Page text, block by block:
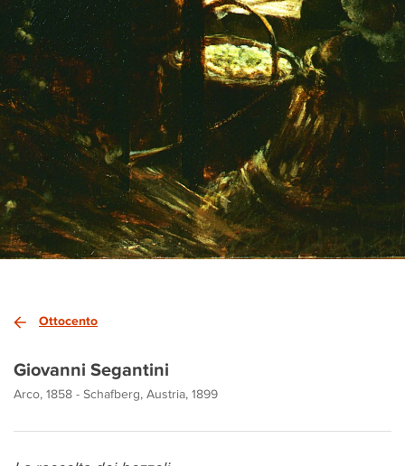
Ottocento
Giovanni Segantini
Arco, 1858 - Schafberg, Austria, 1899